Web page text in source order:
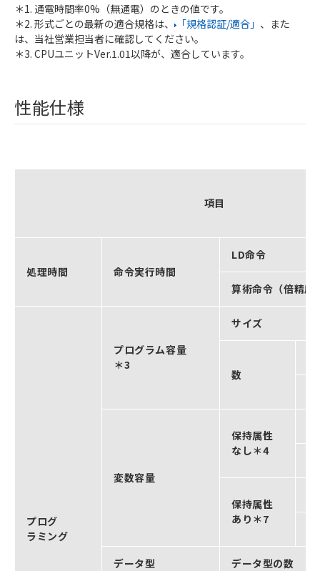
＊1. 通電時間率0%（無通電）のときの値です。
＊2. 形式ごとの最新の適合規格は、
「規格認証/適合」 、また
は、当社営業担当者に確認してください。
＊3. CPUユニットVer.1.01以降が、適合しています。
性能仕様
項目
処理時間 命令実行時間
LD命令
算術命令（倍精度
プログ
ラミング
プログラム容量
＊3
サイズ
数
変数容量
保持属性
なし＊4
保持属性
あり＊7
データ型 データ型の数